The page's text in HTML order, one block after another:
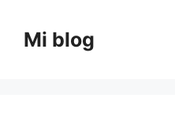
contenido
Mi blog